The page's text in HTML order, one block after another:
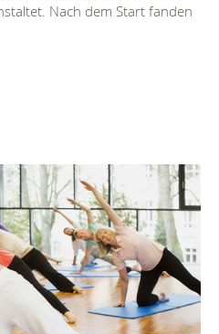
Nach dem Start fanden